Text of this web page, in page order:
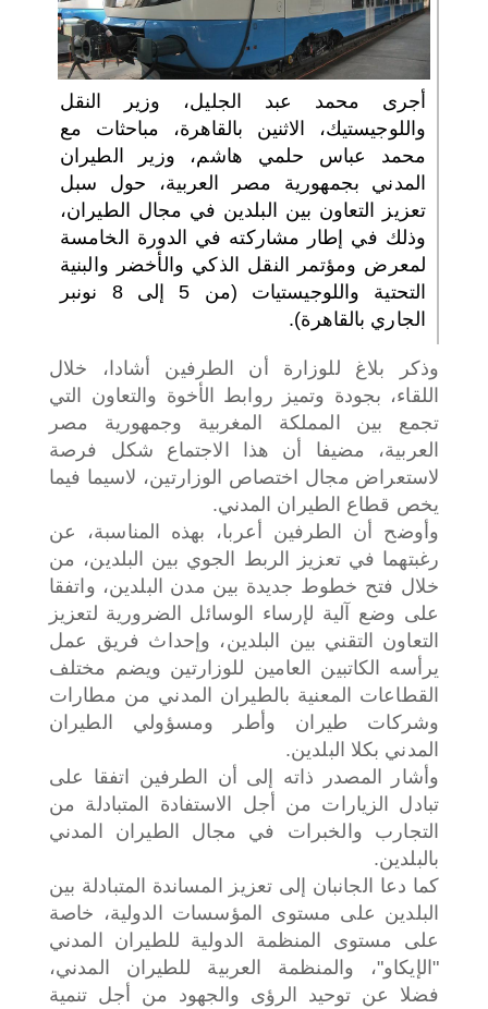
أجرى محمد عبد الجليل، وزير النقل
واللوجيستيك، الاثنين بالقاهرة، مباحثات مع
محمد عباس حلمي هاشم، وزير الطيران
المدني بجمهورية مصر العربية، حول سبل
تعزيز التعاون بين البلدين في مجال الطيران،
وذلك في إطار مشاركته في الدورة الخامسة
لمعرض ومؤتمر النقل الذكي والأخضر والبنية
التحتية واللوجيستيات (من 5 إلى 8 نونبر
الجاري بالقاهرة).
وذكر بلاغ للوزارة أن الطرفين أشادا، خلال
اللقاء، بجودة وتميز روابط الأخوة والتعاون التي
تجمع بين المملكة المغربية وجمهورية مصر
العربية، مضيفا أن هذا الاجتماع شكل فرصة
لاستعراض مجال اختصاص الوزارتين، لاسيما فيما
يخص قطاع الطيران المدني.
وأوضح أن الطرفين أعربا، بهذه المناسبة، عن
رغبتهما في تعزيز الربط الجوي بين البلدين، من
خلال فتح خطوط جديدة بين مدن البلدين، واتفقا
على وضع آلية لإرساء الوسائل الضرورية لتعزيز
التعاون التقني بين البلدين، وإحداث فريق عمل
يرأسه الكاتبين العامين للوزارتين ويضم مختلف
القطاعات المعنية بالطيران المدني من مطارات
وشركات طيران وأطر ومسؤولي الطيران
المدني بكلا البلدين.
وأشار المصدر ذاته إلى أن الطرفين اتفقا على
تبادل الزيارات من أجل الاستفادة المتبادلة من
التجارب والخبرات في مجال الطيران المدني
بالبلدين.
كما دعا الجانبان إلى تعزيز المساندة المتبادلة بين
البلدين على مستوى المؤسسات الدولية، خاصة
على مستوى المنظمة الدولية للطيران المدني
"الإيكاو"، والمنظمة العربية للطيران المدني،
فضلا عن توحيد الرؤى والجهود من أجل تنمية